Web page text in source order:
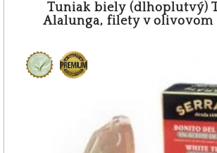
Tuniak biely (dlhoplutvý)
Alalunga, filety v olivovom